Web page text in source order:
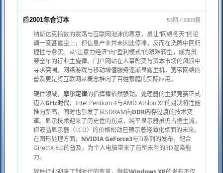
📰2001年合订本 53期 / 5909篇
纳斯达克指数的震荡与互联网泡沫的寒意，虽让“网络冬天”的论
调一度甚嚣尘上，但信息产业并未因此停滞，反而在洗牌中回归
理性与务实。从“注意力经济”向“盈利模式”的艰难转型，成为贯
穿全年的行业主旋律。门户网站在人事剧变与资本市场的风浪中
寻求突围，网络游戏与移动增值服务逐渐显露生机，宽带网络的
普及更是将互联网从概念推向了百姓家庭的实际应用。
硬件领域， 摩尔定律的指挥棒依然强劲。处理器的主频竞赛正式
迈入GHz时代，Intel Pentium 4与AMD Athlon XP的对决将性能
推向新高，同时也引发了从SDRAM向DDR内存过渡的技术变
革。显示技术迎来了历史性的拐点，纯平显示器虽仍占据主流，
但液晶显示器（LCD）的价格松动已预示着轻薄化桌面的未来。
在图形处理方面， NVIDIA GeForce3与Ti系列的发布，配合
DirectX 8.0的普及，为个人电脑带来了前所未有的3D渲染能
力。